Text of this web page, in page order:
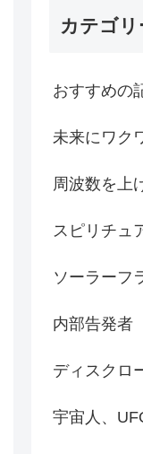
カテゴリ
おすすめの
未来にワク
周波数を上
スピリチュ
ソーラーフ
内部告発者
ディスクロ
宇宙人、